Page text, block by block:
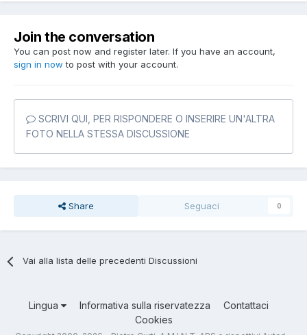
Join the conversation
You can post now and register later. If you have an account,
sign in now to post with your account.
SCRIVI QUI, PER RISPONDERE O INSERIRE UN'ALTRA
FOTO NELLA STESSA DISCUSSIONE
Share Seguaci 0
Vai alla lista delle precedenti Discussioni
Lingua Informativa sulla riservatezza
Contattaci
Cookies